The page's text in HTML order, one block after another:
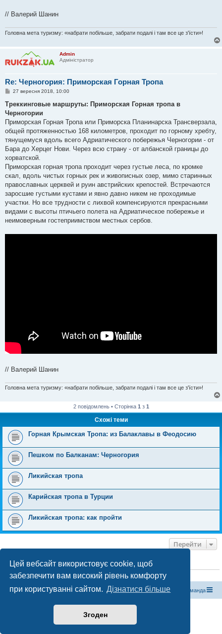
Цей вебсайт використовує cookie, щоб
забезпечити вам високий рівень комфорту
при користуванні сайтом. Дізнатися більше
Згоден
// Валерий Шанин
Головна мета туризму: «набрати побільше, забрати подалі і там все це з'їсти»!
Admin
Адміністратор
Re: Черногория: Приморская Горная Тропа
П
в
д
о
л
е
н
я
27 вересня 2018, 10:00
Треккинговые маршруты: Приморская Горная тропа в
Черногории
Приморская Горная Тропа или Приморска Планинарска Трансверзала,
общей протяженностью 168 километров, проходит по горному хребту,
тянущемуся вдоль всего Адриатического побережья Черногории - от
Бара до Херцег Нови. Через всю страну - от албанской границы до
хорватской.
Приморская горная тропа проходит через густые леса, по кромке
скал, вдоль чистых горных рек и живописных озер, мимо старинных
православных церквей и руин австрийских крепостей. Встречаются
заросшие густыми кустами и явно давно никем не проходимые
участки. Но все трудности с лихвой компенсируются прекрасными
видами с высоты птичьего полета на Адриатическое побережье и
неимоверным гостеприимством местных сербов.
// Валерий Шанин
Головна мета туризму: «набрати побільше, забрати подалі і там все це з'їсти»!
2 повідомлень • Сторінка 1з 1
Схожі теми
Горная Крымская Тропа: из Балаклавы в Феодосию
Пешком по Балканам: Черногория
Ликийская тропа
Карийская тропа в Турции
Ликийская тропа: как пройти
Перейти
ХТО ЗАРАЗ ОНЛАЙН
Зараз переглядають цей форум:ClaudeBot [бот ШІ]і 1 гість
Магазин спорядження Туристичний форум «Рюкзак» Команда
Працює на phpBB® Forum Software © phpBB Limited
Конфіденційність